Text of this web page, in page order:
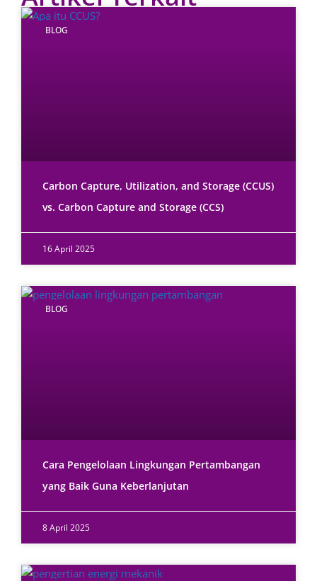
BLOG
Carbon Capture, Utilization, and Storage (CCUS)
vs. Carbon Capture and Storage (CCS)
16 April 2025
BLOG
Cara Pengelolaan Lingkungan Pertambangan
yang Baik Guna Keberlanjutan
8 April 2025